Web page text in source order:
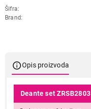
Šifra
Brand
Opis proizvoda
Deante set ZRSB2803